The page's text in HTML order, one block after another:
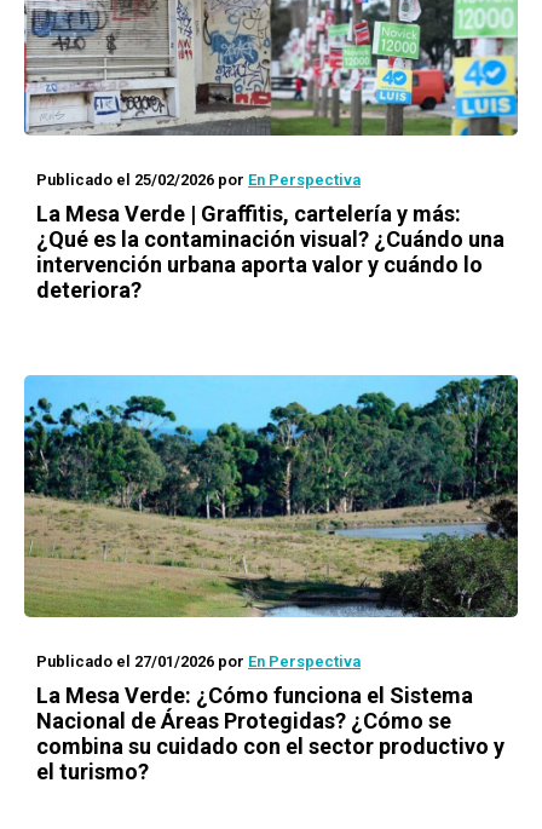
Publicado el 25/02/2026 por En Perspectiva
La Mesa Verde | Graffitis, cartelería y más:
¿Qué es la contaminación visual? ¿Cuándo una
intervención urbana aporta valor y cuándo lo
deteriora?
Publicado el 27/01/2026 por En Perspectiva
La Mesa Verde: ¿Cómo funciona el Sistema
Nacional de Áreas Protegidas? ¿Cómo se
combina su cuidado con el sector productivo y
el turismo?